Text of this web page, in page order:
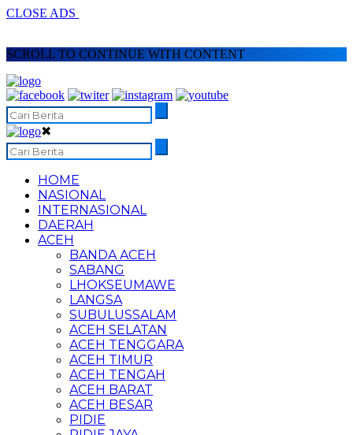
CLOSE ADS
SCROLL TO CONTINUE WITH CONTENT
✖
HOME
NASIONAL
INTERNASIONAL
DAERAH
ACEH
BANDA ACEH
SABANG
LHOKSEUMAWE
LANGSA
SUBULUSSALAM
ACEH SELATAN
ACEH TENGGARA
ACEH TIMUR
ACEH TENGAH
ACEH BARAT
ACEH BESAR
PIDIE